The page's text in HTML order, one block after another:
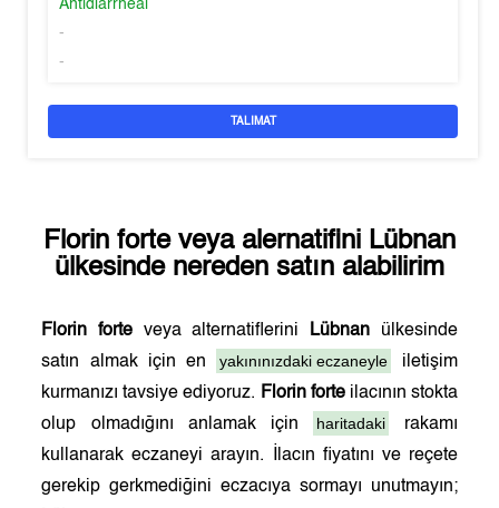
Antidiarrheal
-
-
TALIMAT
Florin forteveya alernatifini Lübnan
ülkesinde nereden satın alabilirim
Florin forte veya alternatiflerini Lübnanülkesinde
satın almak için en
yakınınızdaki eczaneyle
iletişim
kurmanızı tavsiye ediyoruz. Florin forteilacının stokta
olup olmadığını anlamak için
haritadaki
rakamı
kullanarak eczaneyi arayın. İlacın fiyatını ve reçete
gerekip gerkmediğini eczacıya sormayı unutmayın;